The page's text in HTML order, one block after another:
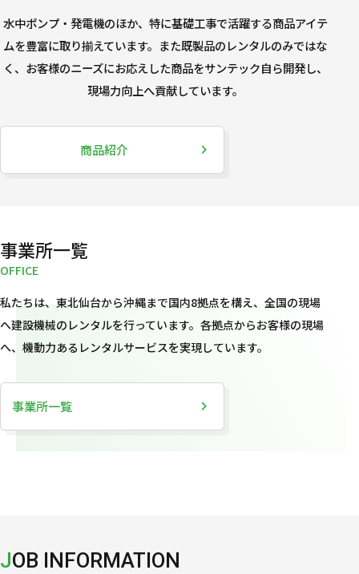
水中ポンプ・発電機のほか、特に基礎工事で活躍する商品アイテ
ムを豊富に取り揃えています。 また既製品のレンタルのみではな
く、お客様のニーズにお応えした商品をサンテック自ら開発し、
現場力向上へ貢献しています。
商品紹介
事業所一覧
私たちは、東北仙台から沖縄まで国内8拠点を構え、全国の現場
へ建設機械のレンタルを行っています。各拠点からお客様の現場
へ、機動力あるレンタルサービスを実現しています。
事業所一覧
JOB INFORMATION